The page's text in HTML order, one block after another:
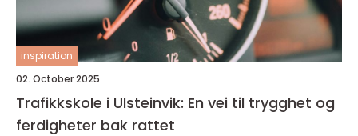
inspiration
02. October 2025
Trafikkskole i Ulsteinvik: En vei til trygghet og
ferdigheter bak rattet